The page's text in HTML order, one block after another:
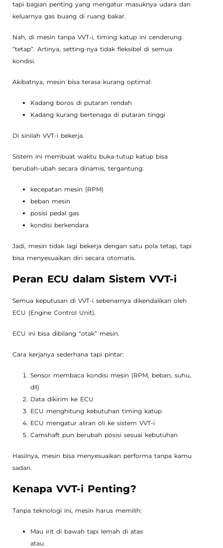
tapi bagian penting yang mengatur masuknya udara dan
keluarnya gas buang di ruang bakar.
Nah, di mesin tanpa VVT-i, timing katup ini cenderung
“tetap”. Artinya, setting-nya tidak fleksibel di semua
kondisi.
Akibatnya, mesin bisa terasa kurang optimal:
Kadang boros di putaran rendah
Kadang kurang bertenaga di putaran tinggi
Di sinilah VVT-i bekerja.
Sistem ini membuat waktu buka-tutup katup bisa
berubah-ubah secara dinamis, tergantung:
kecepatan mesin (RPM)
beban mesin
posisi pedal gas
kondisi berkendara
Jadi, mesin tidak lagi bekerja dengan satu pola tetap, tapi
bisa menyesuaikan diri secara otomatis.
Peran ECU dalam Sistem VVT-i
Semua keputusan di VVT-i sebenarnya dikendalikan oleh
ECU (Engine Control Unit).
ECU ini bisa dibilang “otak” mesin.
Cara kerjanya sederhana tapi pintar:
Sensor membaca kondisi mesin (RPM, beban, suhu,
dll)
Data dikirim ke ECU
ECU menghitung kebutuhan timing katup
ECU mengatur aliran oli ke sistem VVT-i
Camshaft pun berubah posisi sesuai kebutuhan
Hasilnya, mesin bisa menyesuaikan performa tanpa kamu
sadari.
Kenapa VVT-i Penting?
Tanpa teknologi ini, mesin harus memilih:
Mau irit di bawah tapi lemah di atas
atau